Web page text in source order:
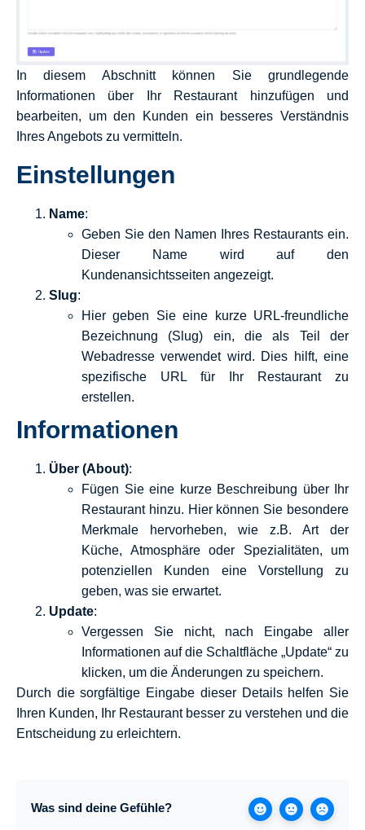
In diesem Abschnitt können Sie grundlegende
Informationen über Ihr Restaurant hinzufügen und
bearbeiten, um den Kunden ein besseres Verständnis
Ihres Angebots zu vermitteln.
Einstellungen
Name:
Geben Sie den Namen Ihres Restaurants ein.
Dieser Name wird auf den
Kundenansichtsseiten angezeigt.
Slug:
Hier geben Sie eine kurze URL-freundliche
Bezeichnung (Slug) ein, die als Teil der
Webadresse verwendet wird. Dies hilft, eine
spezifische URL für Ihr Restaurant zu
erstellen.
Informationen
Über (About):
Fügen Sie eine kurze Beschreibung über Ihr
Restaurant hinzu. Hier können Sie besondere
Merkmale hervorheben, wie z.B. Art der
Küche, Atmosphäre oder Spezialitäten, um
potenziellen Kunden eine Vorstellung zu
geben, was sie erwartet.
Update:
Vergessen Sie nicht, nach Eingabe aller
Informationen auf die Schaltfläche „Update“ zu
klicken, um die Änderungen zu speichern.
Durch die sorgfältige Eingabe dieser Details helfen Sie
Ihren Kunden, Ihr Restaurant besser zu verstehen und die
Entscheidung zu erleichtern.
Was sind deine Gefühle?